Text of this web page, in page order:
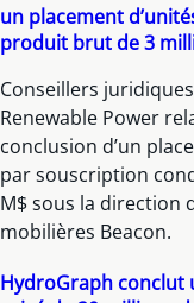
un placement
produit brut de 3
Conseillers
Renewable Power
conclusion d’un
par souscription
M$ sous la direction
mobilières Beacon.
HydroGraph conclut